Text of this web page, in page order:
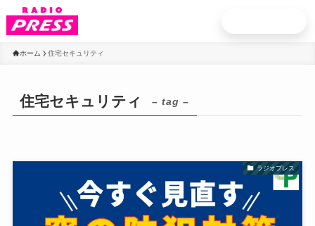
ホーム 住宅セキュリティ
住宅セキュリティ – tag –
ラジオプレス